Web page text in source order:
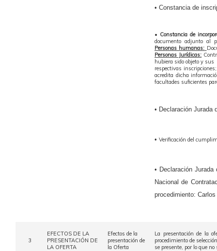
• Constancia de
• Constancia de
documento adjunto al
Personas humanas:
Personas Jurídicas:
hubiera sido objeto y sus
respectivas
acredita dicha
facultades suficientes
• Declaración Jurada
• Verificación del
• Declaración
Nacional de
procedimiento:
3
EFECTOS DE LA
PRESENTACIÓN DE
LA OFERTA
Efectos de la
presentación de
la Oferta
La presentación de la
procedimiento de
se presente, por lo que